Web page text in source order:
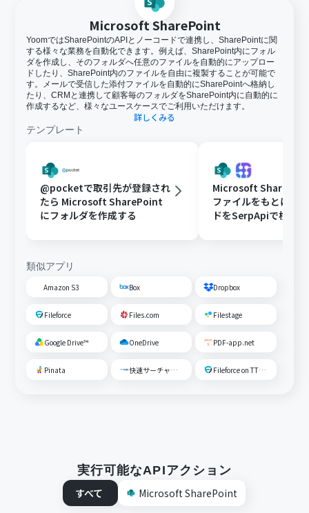
Microsoft SharePoint
YoomではSharePointのAPIとノーコードで連携し、SharePointに関
する様々な業務を自動化できます。例えば、SharePoint内にフォル
ダを作成し、そのフォルダへ任意のファイルを自動的にアップロー
ドしたり、SharePoint内のファイルを自由に複製することが可能で
す。メールで受信した添付ファイルを自動的にSharePointへ格納し
たり、CRMと連携して顧客毎のフォルダをSharePoint内に自動的に
作成するなど、様々なユースケースでご利用いただけます。
詳しくみる
テンプレート
@pocketで取引先が登録され
たら Microsoft SharePoint
にフォルダを作成する
Microsoft
ファイルをもとに、
ドをSerpApiで検索
類似アプリ
Amazon S3 Box Dropbox
Fileforce Files.com Filestage
Google Drive™ OneDrive PDF-app.net
Pinata 快速サーチャーGX Fileforce on TTS Cloud
実行可能なAPIアクション
すべて
Microsoft SharePoint